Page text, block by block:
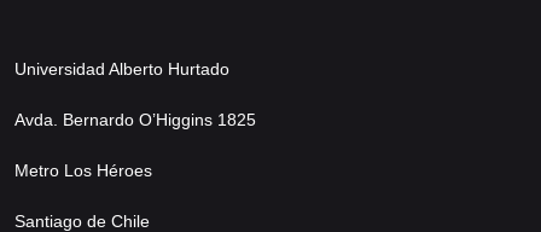
Universidad Alberto Hurtado
Avda. Bernardo O’Higgins 1825
Metro Los Héroes
Santiago de Chile